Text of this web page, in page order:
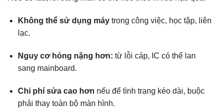
Không thể sử dụng máytrong công việc, học tập, liên
lạc.
Nguy cơ hỏng nặng hơn: từ lỗi cáp, IC có thể lan
sang mainboard.
Chi phí sửa cao hơn nếu để tình trạng kéo dài, buộc
phải thay toàn bộ màn hình.